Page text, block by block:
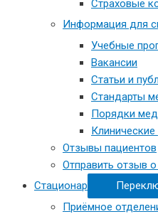
Страховые
Информация для
Учебные
Вакансии
Статьи и
Стандарты
Порядки
Отзывы пациентов
Отправить отзыв
Стационар
Приёмное